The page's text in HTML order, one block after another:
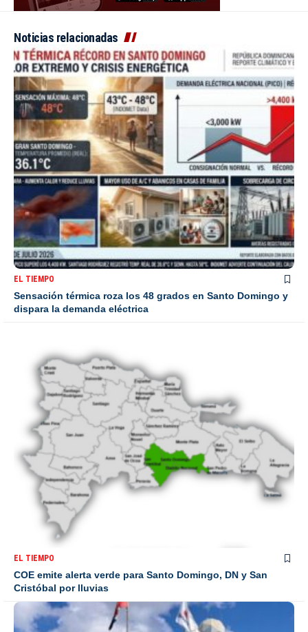
Noticias relacionadas
EL TIEMPO
Sensación térmica roza los 48 grados en Santo Domingo y
dispara la demanda eléctrica
EL TIEMPO
COE emite alerta verde para Santo Domingo, DN y San
Cristóbal por lluvias